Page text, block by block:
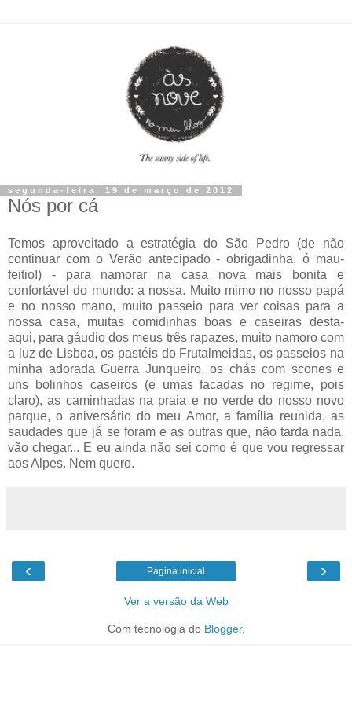
segunda-feira, 19 de março de 2012
Nós por cá
Temos aproveitado a estratégia do São Pedro (de não
continuar com o Verão antecipado - obrigadinha, ó mau-
feitio!) - para namorar na casa nova mais bonita e
confortável do mundo: a nossa. Muito mimo no nosso papá
e no nosso mano, muito passeio para ver coisas para a
nossa casa, muitas comidinhas boas e caseiras desta-
aqui, para gáudio dos meus três rapazes, muito namoro com
a luz de Lisboa, os pastéis do Frutalmeidas, os passeios na
minha adorada Guerra Junqueiro, os chás com scones e
uns bolinhos caseiros (e umas facadas no regime, pois
claro), as caminhadas na praia e no verde do nosso novo
parque, o aniversário do meu Amor, a família reunida, as
saudades que já se foram e as outras que, não tarda nada,
vão chegar... E eu ainda não sei como é que vou regressar
aos Alpes. Nem quero.
‹ ›
Página inicial
Ver a versão da Web
Com tecnologia do Blogger.